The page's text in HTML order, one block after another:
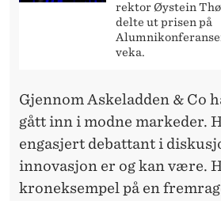
rektor Øystein
delte ut prisen på
veka.
Gjennom Askeladden & Co
gått inn i modne markeder.
engasjert debattant i
innovasjon er og kan være.
kroneksempel på en